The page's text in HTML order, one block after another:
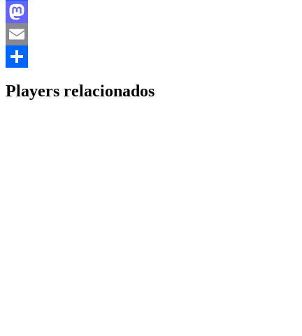
Facebook
Mastodon
Email
Players relacionados